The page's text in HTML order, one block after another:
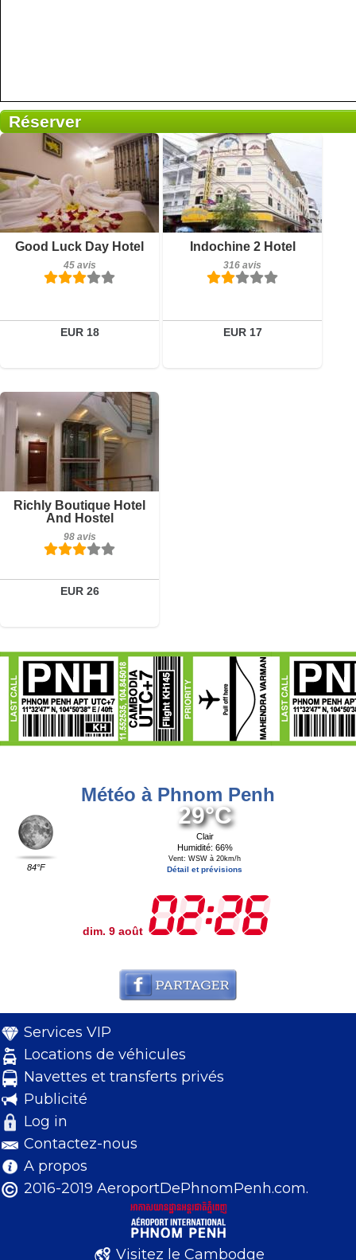
Réserver
Good Luck Day Hotel
45 avis
EUR 18
Petit-déjeuner inclus
45 avis
Réserver
Indochine 2 Hotel
316 avis
EUR 17
Petit-déjeuner inclus
316 avis
Réserver
Richly Boutique Hotel
And Hostel
98 avis
EUR 26
Petit-déjeuner inclus
98 avis
Détails
Réserver
Météo à Phnom Penh
84°F
29°C
Clair
Humidité: 66%
Vent: WSW à 20km/h
Détail et prévisions
dim. 9 août
Services VIP
Locations de véhicules
Navettes et transferts privés
Publicité
Log in
Contactez-nous
A propos
2016-2019 AeroportDePhnomPenh.com.
Visitez le Cambodge